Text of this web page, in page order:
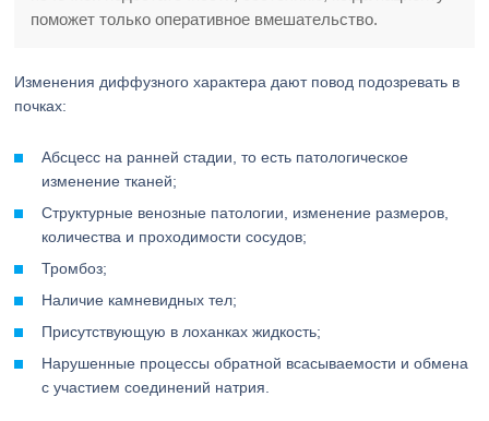
поможет только оперативное вмешательство.
Изменения диффузного характера дают повод подозревать в
почках:
Абсцесс на ранней стадии, то есть патологическое
изменение тканей;
Структурные венозные патологии, изменение размеров,
количества и проходимости сосудов;
Тромбоз;
Наличие камневидных тел;
Присутствующую в лоханках жидкость;
Нарушенные процессы обратной всасываемости и обмена
с участием соединений натрия.